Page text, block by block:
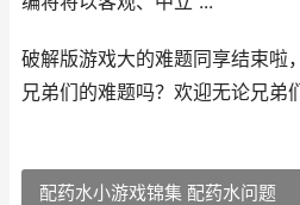
破解版游戏大的难题同享结束啦
兄弟们的难题吗？欢迎无论兄弟
配药水小游戏锦集 配药水问题